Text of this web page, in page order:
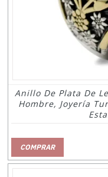
Anillo De Plata De
Hombre, Joyería
COMPRAR